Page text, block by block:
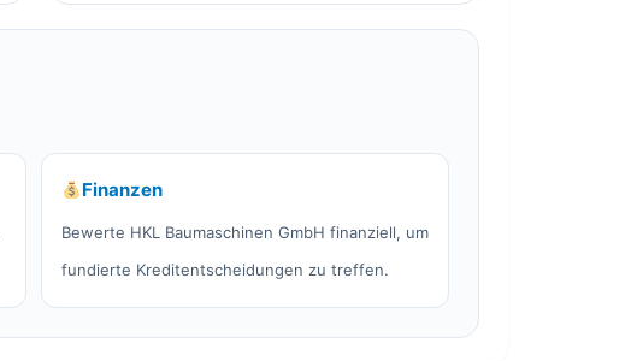
Finanzen
Bewerte HKL Baumaschinen GmbH finanziell, um
fundierte Kreditentscheidungen zu treffen.